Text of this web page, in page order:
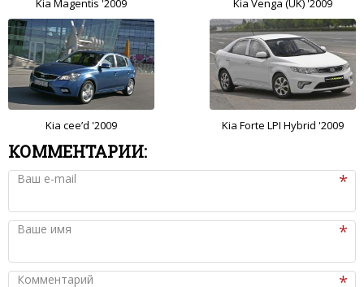
Kia Magentis '2009 Kia Venga (UK) '2009
Kia cee’d '2009 Kia Forte LPI Hybrid '2009
КОММЕНТАРИИ:
Ваш e-mail
Ваше имя
Комментарий